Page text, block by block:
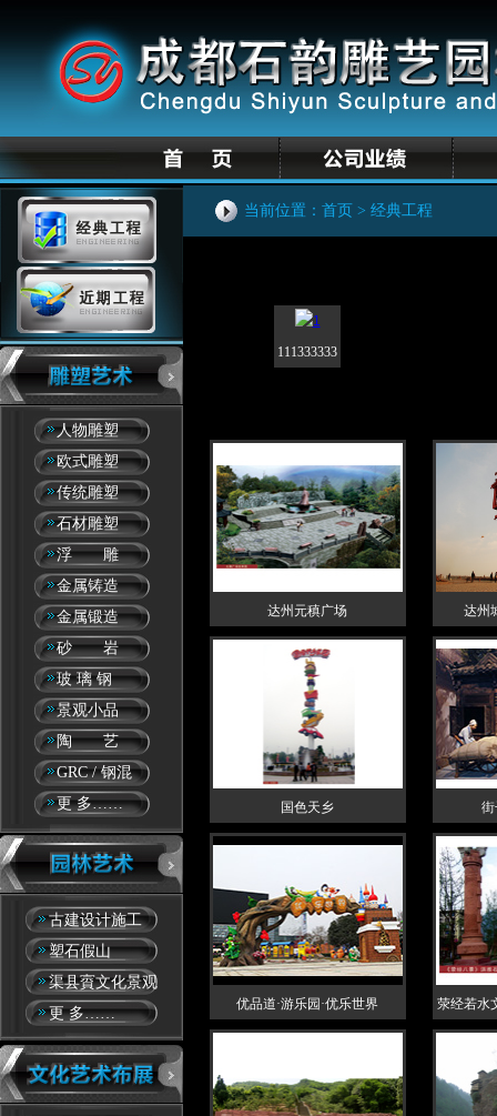
人物雕塑
欧式雕塑
传统雕塑
石材雕塑
浮 雕
金属铸造
金属锻造
砂 岩
玻 璃 钢
景观小品
陶 艺
GRC / 钢混
更 多……
古建设计施工
塑石假山
渠县賨文化景观
更 多……
当前位置： 首页 > 经典工程
111333333
达州元稹广场 达州
国色天乡 街
优品道·游乐园·优乐世界 荥经若水